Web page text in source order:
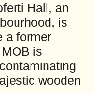
Hall, an
is
a former
is
wooden